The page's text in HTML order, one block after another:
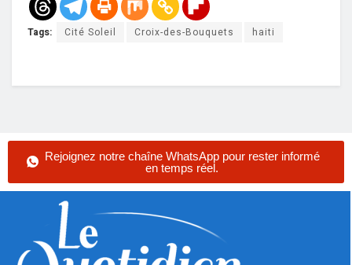
Tags: Cité Soleil Croix-des-Bouquets haiti
Rejoignez notre chaîne WhatsApp pour rester informé
en temps réel.